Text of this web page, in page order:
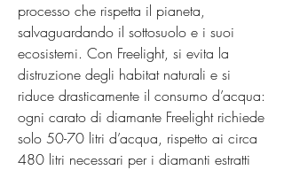
processo che rispetta il pianeta,
salvaguardando il sottosuolo e i suoi
ecosistemi. Con Freelight, si evita la
distruzione degli habitat naturali e si
riduce drasticamente il consumo d’acqua:
ogni carato di diamante Freelight richiede
solo 50-70 litri d’acqua, rispetto ai circa
480 litri necessari per i diamanti estratti